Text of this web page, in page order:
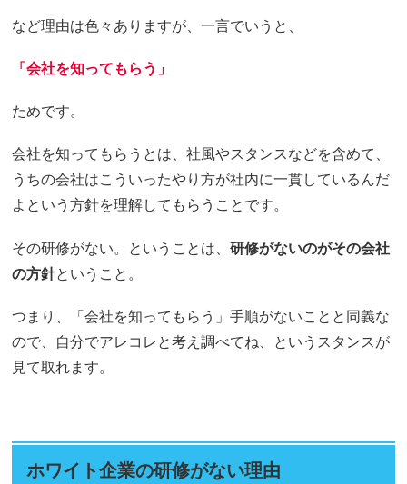
など理由は色々ありますが、一言でいうと、
「会社を知ってもらう」
ためです。
会社を知ってもらうとは、社風やスタンスなどを含めて、
うちの会社はこういったやり方が社内に一貫しているんだ
よという方針を理解してもらうことです。
その研修がない。ということは、研修がないのがその会社
の方針ということ。
つまり、「会社を知ってもらう」手順がないことと同義な
ので、自分でアレコレと考え調べてね、というスタンスが
見て取れます。
ホワイト企業の研修がない理由